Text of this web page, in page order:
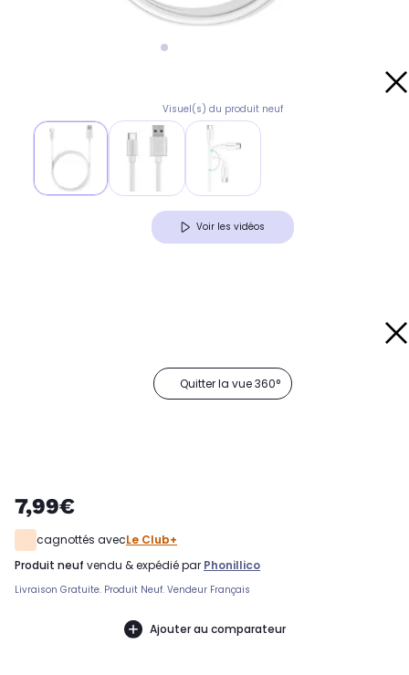
Visuel(s) du produit neuf
Voir les vidéos
Quitter la vue 360°
7,99€
cagnottés avecLe Club+
produit neuf vendu & expédié par Phonillico
Livraison Gratuite. Produit Neuf. Vendeur Français
Ajouter au comparateur